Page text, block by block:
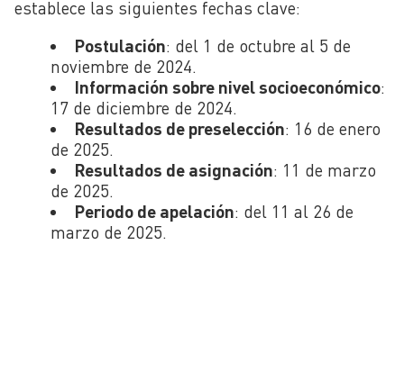
establece las siguientes fechas clave:
Postulación: del 1 de octubre al 5 de
noviembre de 2024.
Información sobre nivel socioeconómico:
17 de diciembre de 2024.
Resultados de preselección: 16 de enero
de 2025.
Resultados de asignación: 11 de marzo
de 2025.
Periodo de apelación: del 11 al 26 de
marzo de 2025.